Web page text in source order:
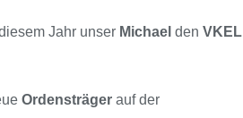
Jahr unser Michael den VKEL
Ordensträger auf der